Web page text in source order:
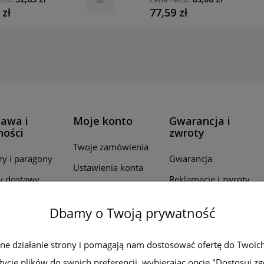
77,59 zł
i
i paragony
dostawy
Moje konto
Twoje zamówienia
Ustawienia konta
Gwarancja i
zwroty
Gwarancja
Reklamacje i zwroty
Dbamy o Twoją prywatność
działanie strony i pomagają nam dostosować ofertę do